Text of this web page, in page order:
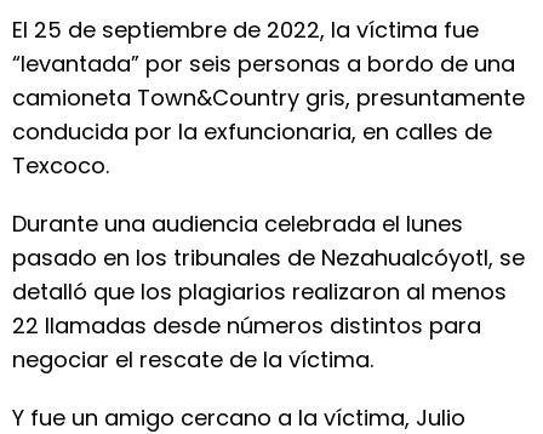
El 25 de septiembre de 2022, la víctima fue
“levantada” por seis personas a bordo de una
camioneta Town&Country gris, presuntamente
conducida por la exfuncionaria, en calles de
Texcoco.
Durante una audiencia celebrada el lunes
pasado en los tribunales de Nezahualcóyotl, se
detalló que los plagiarios realizaron al menos
22 llamadas desde números distintos para
negociar el rescate de la víctima.
Y fue un amigo cercano a la víctima, Julio